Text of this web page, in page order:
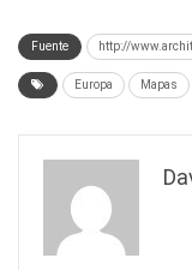
Fuente http://
Europa Mapas